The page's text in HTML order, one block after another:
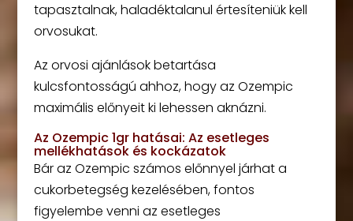
tapasztalnak, haladéktalanul értesíteniük kell
orvosukat.
Az orvosi ajánlások betartása
kulcsfontosságú ahhoz, hogy az Ozempic
maximális előnyeit ki lehessen aknázni.
Az Ozempic 1gr hatásai: Az esetleges
mellékhatások és kockázatok
Bár az Ozempic számos előnnyel járhat a
cukorbetegség kezelésében, fontos
figyelembe venni az esetleges